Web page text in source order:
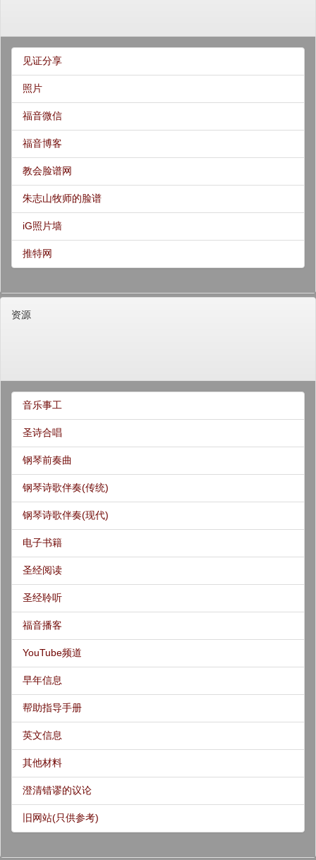
见证分享
照片
福音微信
福音博客
教会脸谱网
朱志山牧师的脸谱
iG照片墙
推特网
资源
音乐事工
圣诗合唱
钢琴前奏曲
钢琴诗歌伴奏(传统)
钢琴诗歌伴奏(现代)
电子书籍
圣经阅读
圣经聆听
福音播客
YouTube频道
早年信息
帮助指导手册
英文信息
其他材料
澄清错谬的议论
旧网站(只供参考)